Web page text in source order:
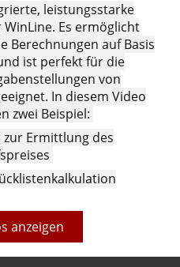
leistungsstarke
Es ermöglicht
Berechnungen auf Basis
ist perfekt für die
von
In diesem Video
zwei Beispiel:
zur Ermittlung des
anzeigen